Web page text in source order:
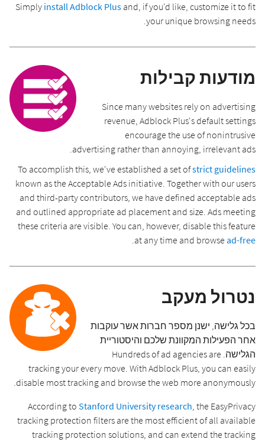
Simply install Adblock Plus and, if you'd like, customize it to fit
your unique browsing needs.
מודעות קבילות
Since many websites rely on advertising
revenue, Adblock Plus's default settings
encourage the use of nonintrusive
advertising rather than annoying, irrelevant ads.
To accomplish this, we've established a set ofstrict guidelines
known as the Acceptable Ads initiative. Together with our users
and third-party contributors, we have defined acceptable ads
and outlined appropriate ad placement and size. Ads meeting
these criteria are visible. You can, however, disable this feature
at any time and browsead-free
.
נטרול מעקב
בכל גלישה, ישנן מספר חברות אשר עוקבות
אחר הפעילות המקוונת שלכם והיסטוריית
הגלישה. Hundreds of ad agencies are
tracking your every move. With Adblock Plus, you can easily
disable most tracking and browse the web more anonymously.
According to Stanford University research, the EasyPrivacy
tracking protection filters are the most efficient of all available
tracking protection solutions, and can extend the tracking